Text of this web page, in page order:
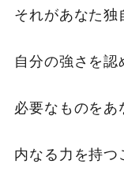
それがあなた独
自分の強さを認
必要なものをあ
内なる力を持つ